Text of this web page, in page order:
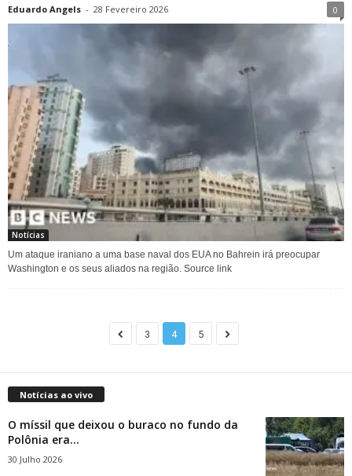
Eduardo Angels - 28 Fevereiro 2026 0
Notícias
Um ataque iraniano a uma base naval dos EUA no Bahrein irá preocupar
Washington e os seus aliados na região. Source link
3 4 5
Notícias ao vivo
O míssil que deixou o buraco no fundo da
Polônia era...
30 Julho 2026